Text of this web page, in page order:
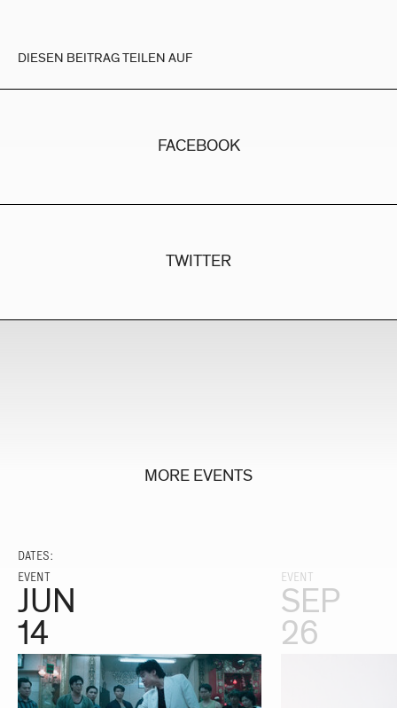
DIESEN BEITRAG TEILEN AUF
FACEBOOK
TWITTER
MORE EVENTS
DATES:
EVENT
JUN
14
EVENT
SEP
26